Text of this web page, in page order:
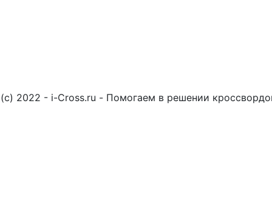
(c) 2022 - i-Cross.ru - Помогаем в решении